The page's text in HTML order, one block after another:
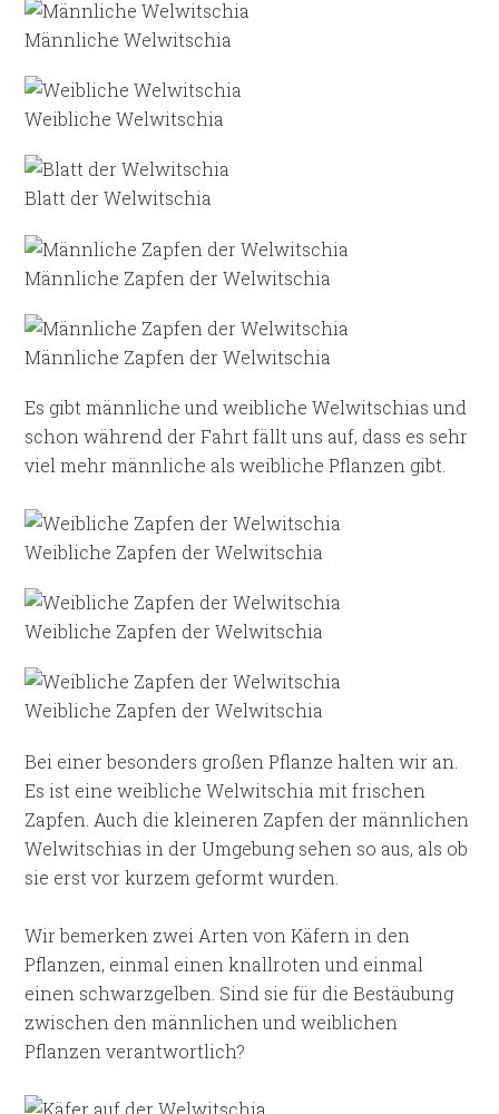
Männliche Welwitschia
Weibliche Welwitschia
Blatt der Welwitschia
Männliche Zapfen der Welwitschia
Männliche Zapfen der Welwitschia
Es gibt männliche und weibliche Welwitschias und
schon während der Fahrt fällt uns auf, dass es sehr
viel mehr männliche als weibliche Pflanzen gibt.
Weibliche Zapfen der Welwitschia
Weibliche Zapfen der Welwitschia
Weibliche Zapfen der Welwitschia
Bei einer besonders großen Pflanze halten wir an.
Es ist eine weibliche Welwitschia mit frischen
Zapfen. Auch die kleineren Zapfen der männlichen
Welwitschias in der Umgebung sehen so aus, als ob
sie erst vor kurzem geformt wurden.
Wir bemerken zwei Arten von Käfern in den
Pflanzen, einmal einen knallroten und einmal
einen schwarzgelben. Sind sie für die Bestäubung
zwischen den männlichen und weiblichen
Pflanzen verantwortlich?